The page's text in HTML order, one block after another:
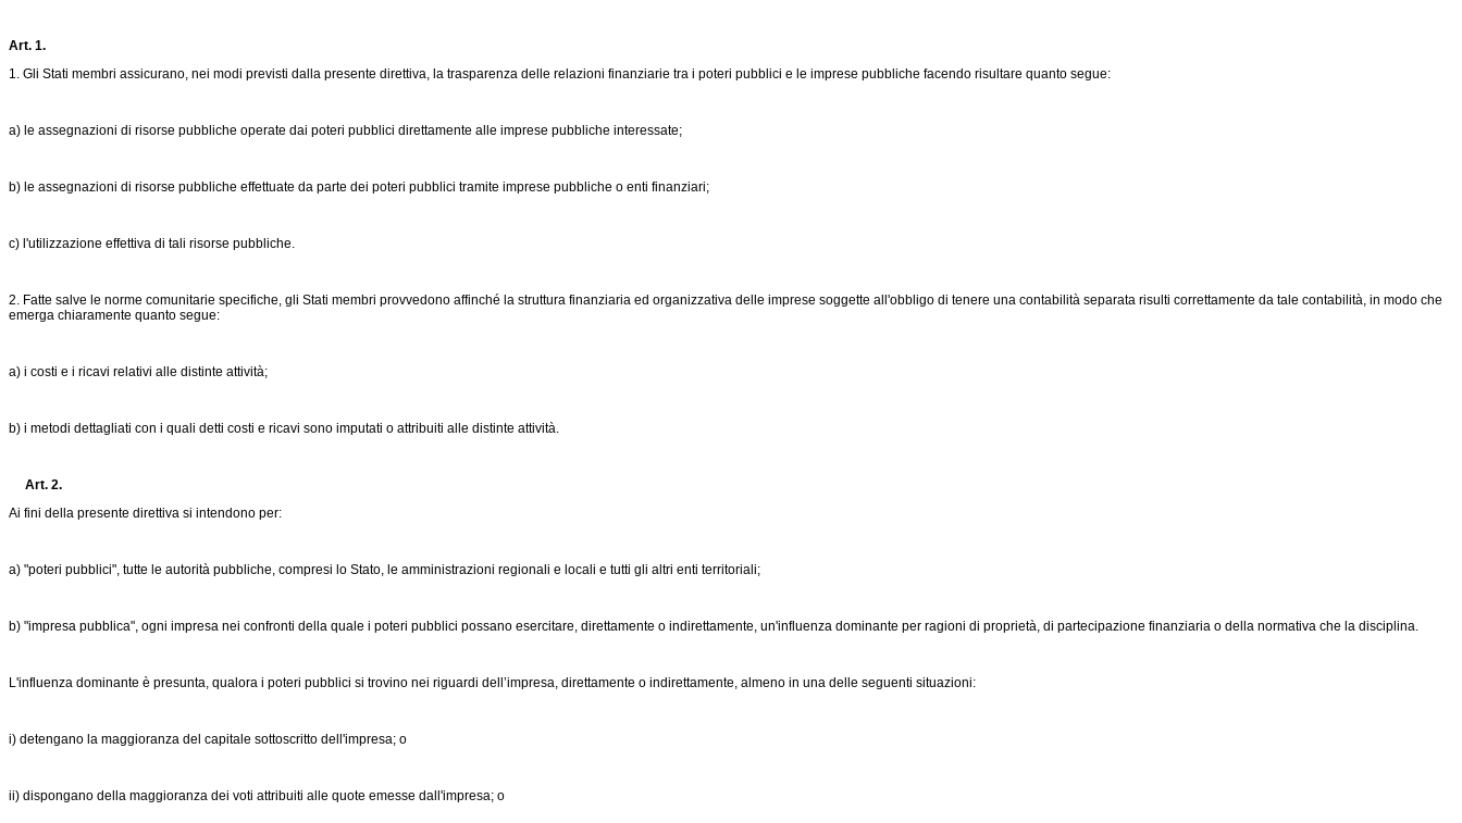
Art. 1.
1. Gli Stati membri assicurano, nei modi previsti dalla presente direttiva, la trasparenza delle relazioni finanziarie tra i poteri pubblici e le imprese pubbliche facendo risultare quanto segue:
a) le assegnazioni di risorse pubbliche operate dai poteri pubblici direttamente alle imprese pubbliche interessate;
b) le assegnazioni di risorse pubbliche effettuate da parte dei poteri pubblici tramite imprese pubbliche o enti finanziari;
c) l'utilizzazione effettiva di tali risorse pubbliche.
2. Fatte salve le norme comunitarie specifiche, gli Stati membri provvedono affinché la struttura finanziaria ed organizzativa delle imprese soggette all'obbligo di tenere una contabilità separata risulti correttamente da tale contabilità, in modo che
emerga chiaramente quanto segue:
a) i costi e i ricavi relativi alle distinte attività;
b) i metodi dettagliati con i quali detti costi e ricavi sono imputati o attribuiti alle distinte attività.
Art. 2.
Ai fini della presente direttiva si intendono per:
a) "poteri pubblici", tutte le autorità pubbliche, compresi lo Stato, le amministrazioni regionali e locali e tutti gli altri enti territoriali;
b) "impresa pubblica", ogni impresa nei confronti della quale i poteri pubblici possano esercitare, direttamente o indirettamente, un'influenza dominante per ragioni di proprietà, di partecipazione finanziaria o della normativa che la disciplina.
L'influenza dominante è presunta, qualora i poteri pubblici si trovino nei riguardi dell’impresa, direttamente o indirettamente, almeno in una delle seguenti situazioni:
i) detengano la maggioranza del capitale sottoscritto dell'impresa; o
ii) dispongano della maggioranza dei voti attribuiti alle quote emesse dall'impresa; o